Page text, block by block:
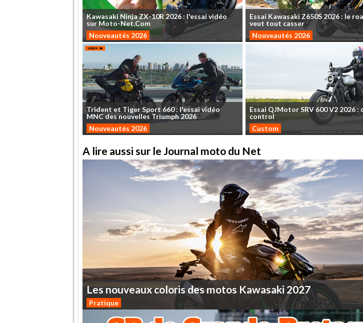
Kawasaki NinjaZX-10R 2026 : l'essai vidéo
sur Moto-Net.Com
Nouveautés 2026
Essai Kawasaki Z650S2026: le
veut tout casser
Nouveautés 2026
Trident et TigerSport 660: l'essaividéo
MNCdesnouvelles Triumph2026
Nouveautés 2026
Essai QJMotorSRV 600V2 2026:
control
Custom
A lire aussi sur le Journal moto du Net
Lesnouveauxcoloris desmotos Kawasaki 2027
Pratique